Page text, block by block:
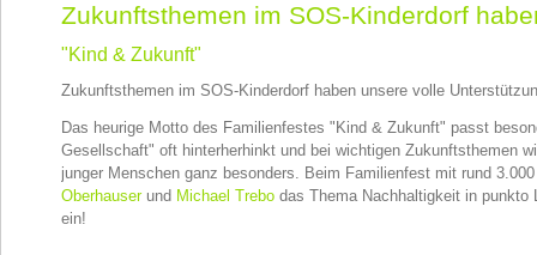
Zukunftsthemen im SOS-Kinderdorf
"Kind & Zukunft"
Zukunftsthemen im SOS-Kinderdorf haben unsere volle
Das heurige Motto des Familienfestes "Kind & Zukunft" passt
Gesellschaft" oft hinterherhinkt und bei wichtigen Zukunftsthemen
junger Menschen ganz besonders. Beim Familienfest mit rund
Oberhauserund Michael Trebo das Thema Nachhaltigkeit in
ein!